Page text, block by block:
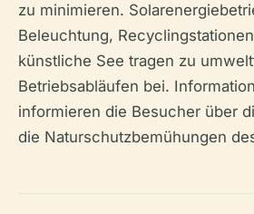
zu minimieren.
Beleuchtung,
künstliche See tragen zu
Betriebsabläufen bei.
informieren die Besucher über
die Naturschutzbemühungen